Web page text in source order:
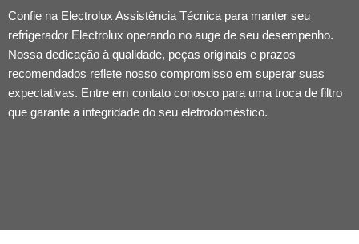
Confie na Electrolux Assistência Técnica para manter seu
refrigerador Electrolux operando no auge de seu desempenho.
Nossa dedicação à qualidade, peças originais e prazos
recomendados reflete nosso compromisso em superar suas
expectativas. Entre em contato conosco para uma troca de filtro
que garante a integridade do seu eletrodoméstico.